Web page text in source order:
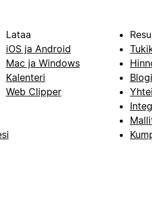
Lataa
iOS ja Android
Mac ja Windows
Kalenteri
Web Clipper
Blogi